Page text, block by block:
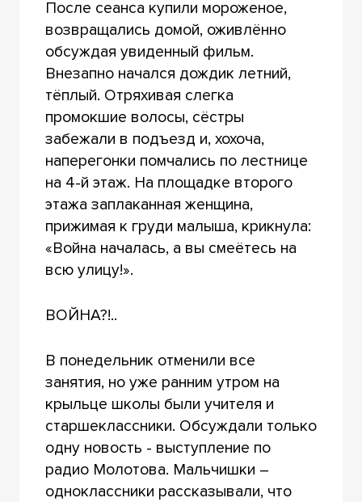
После сеанса купили мороженое,
возвращались домой, оживлённо
обсуждая увиденный фильм.
Внезапно начался дождик летний,
тёплый. Отряхивая слегка
промокшие волосы, сёстры
забежали в подъезд и, хохоча,
наперегонки помчались по лестнице
на 4-й этаж. На площадке второго
этажа заплаканная женщина,
прижимая к груди малыша, крикнула:
«Война началась, а вы смеётесь на
всю улицу!».
ВОЙНА?!..
В понедельник отменили все
занятия, но уже ранним утром на
крыльце школы были учителя и
старшеклассники. Обсуждали только
одну новость - выступление по
радио Молотова. Мальчишки –
одноклассники рассказывали, что